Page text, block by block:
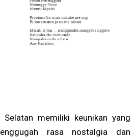
memiliki keunikan yang
rasa nostalgia dan